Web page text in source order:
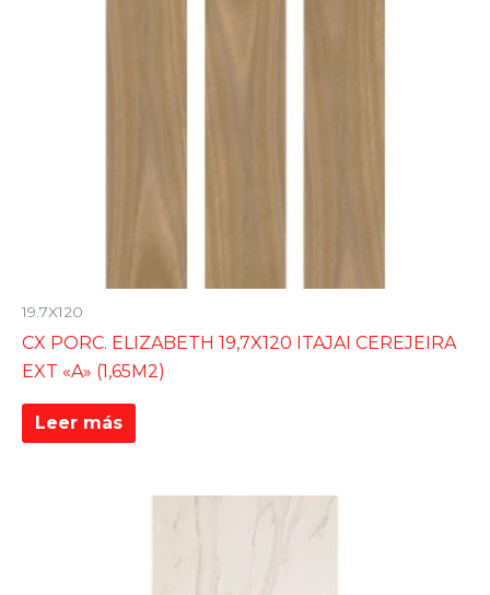
19.7X120
CX PORC. ELIZABETH 19,7X120 ITAJAI CEREJEIRA
EXT «A» (1,65M2)
Leer más